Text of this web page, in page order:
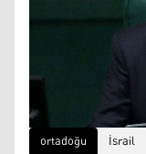
ortadoğu İsrail